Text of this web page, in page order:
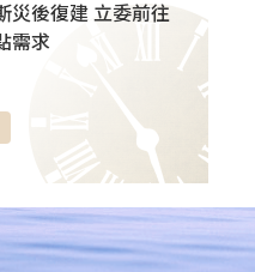
災後復建 立委前往
需求